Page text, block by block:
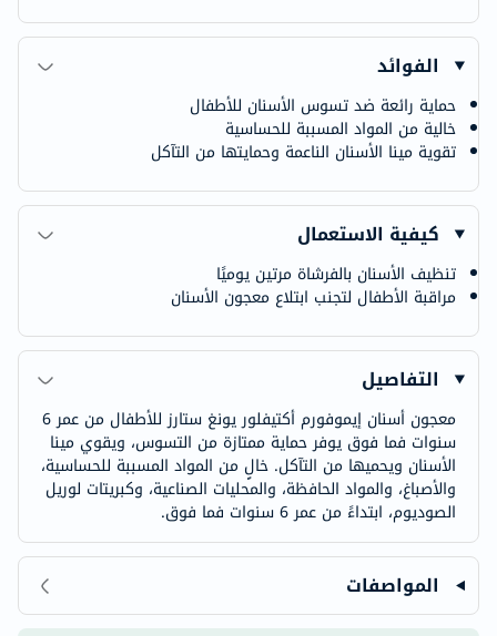
الفوائد
حماية رائعة ضد تسوس الأسنان للأطفال
خالية من المواد المسببة للحساسية
تقوية مينا الأسنان الناعمة وحمايتها من التآكل
كيفية الاستعمال
تنظيف الأسنان بالفرشاة مرتين يوميًا
مراقبة الأطفال لتجنب ابتلاع معجون الأسنان
التفاصيل
معجون أسنان إيموفورم أكتيفلور يونغ ستارز للأطفال من عمر 6
سنوات فما فوق يوفر حماية ممتازة من التسوس، ويقوي مينا
الأسنان ويحميها من التآكل. خالٍ من المواد المسببة للحساسية،
والأصباغ، والمواد الحافظة، والمحليات الصناعية، وكبريتات لوريل
الصوديوم، ابتداءً من عمر 6 سنوات فما فوق.
المواصفات